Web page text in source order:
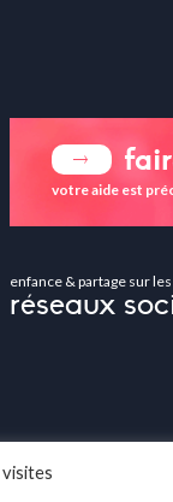
votre aide est
enfance & partage sur les
réseaux